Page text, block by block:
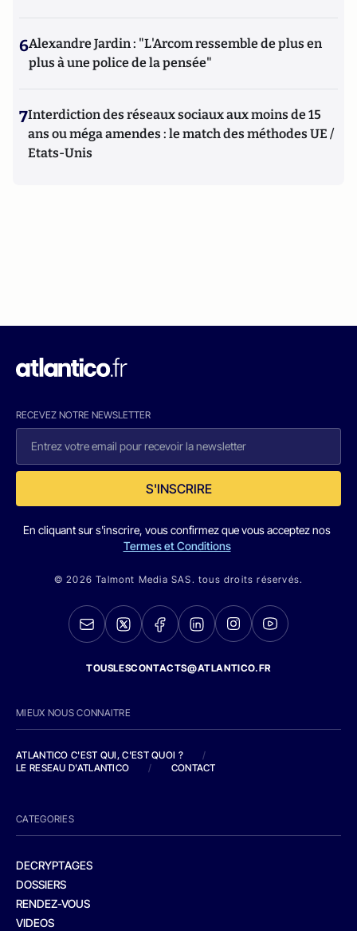
6Alexandre Jardin : "L'Arcom ressemble de plus en
plus à une police de la pensée"
7Interdiction des réseaux sociaux aux moins de 15
ans ou méga amendes : le match des méthodes UE /
Etats-Unis
RECEVEZ NOTRE NEWSLETTER
S'INSCRIRE
En cliquant sur s'inscrire, vous confirmez que vous acceptez nos
Termes et Conditions
© 2026 Talmont Media SAS. tous droits réservés.
TOUSLESCONTACTS@ATLANTICO.FR
MIEUX NOUS CONNAITRE
ATLANTICO C'EST QUI, C'EST QUOI ?
/
LE RESEAU D'ATLANTICO
/ CONTACT
CATEGORIES
DECRYPTAGES
DOSSIERS
RENDEZ-VOUS
VIDEOS